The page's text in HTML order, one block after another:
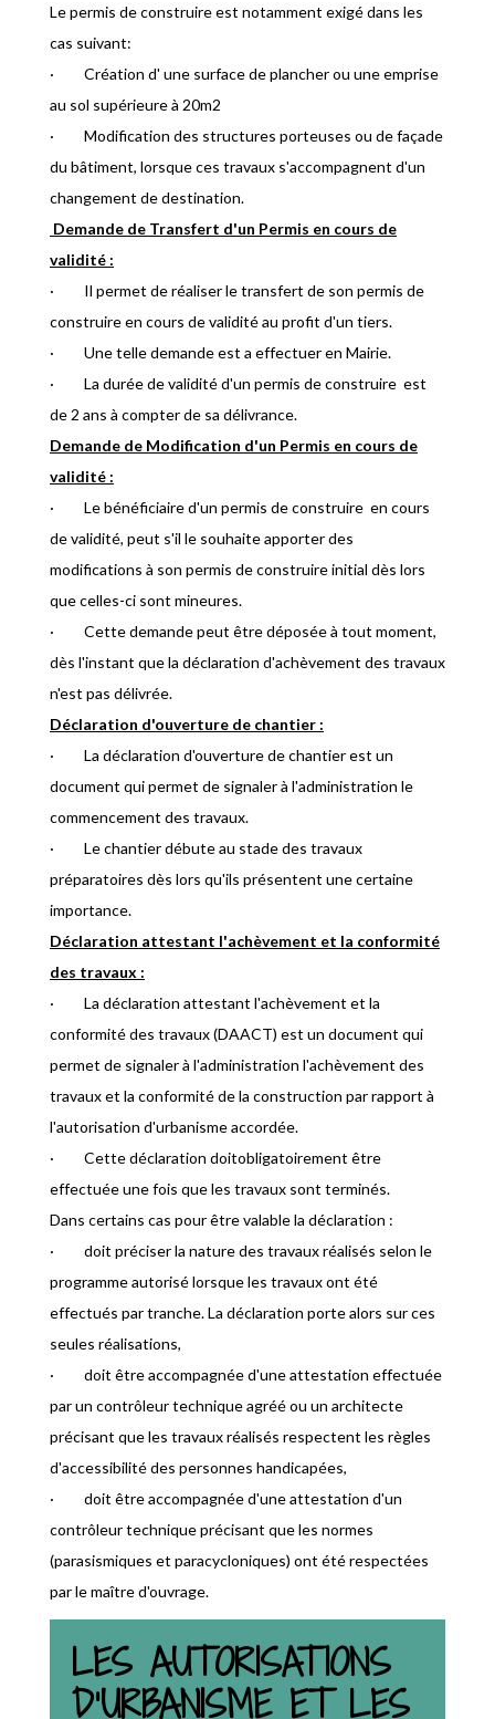
Le permis de construire est notamment exigé dans les
cas suivant:
· Création d' une surface de plancher ou une emprise
au sol supérieure à 20m2
· Modification des structures porteuses ou de façade
du bâtiment, lorsque ces travaux s'accompagnent d'un
changement de destination.
Demande de Transfert d'un Permis en cours de
validité :
· Il permet de réaliser le transfert de son permis de
construire en cours de validité au profit d'un tiers.
· Une telle demande est a effectuer en Mairie.
· La durée de validité d'un permis de construire est
de 2 ans à compter de sa délivrance.
Demande de Modification d'un Permis en cours de
validité :
· Le bénéficiaire d'un permis de construire en cours
de validité, peut s'il le souhaite apporter des
modifications à son permis de construire initial dès lors
que celles-ci sont mineures.
· Cette demande peut être déposée à tout moment,
dès l'instant que la déclaration d'achèvement des travaux
n'est pas délivrée.
Déclaration d'ouverture de chantier :
· La déclaration d'ouverture de chantier est un
document qui permet de signaler à l'administration le
commencement des travaux.
· Le chantier débute au stade des travaux
préparatoires dès lors qu'ils présentent une certaine
importance.
Déclaration attestant l'achèvement et la conformité
des travaux :
· La déclaration attestant l'achèvement et la
conformité des travaux (DAACT) est un document qui
permet de signaler à l'administration l'achèvement des
travaux et la conformité de la construction par rapport à
l'autorisation d'urbanisme accordée.
· Cette déclaration doitobligatoirement être
effectuée une fois que les travaux sont terminés.
Dans certains cas pour être valable la déclaration :
· doit préciser la nature des travaux réalisés selon le
programme autorisé lorsque les travaux ont été
effectués par tranche. La déclaration porte alors sur ces
seules réalisations,
· doit être accompagnée d'une attestation effectuée
par un contrôleur technique agréé ou un architecte
précisant que les travaux réalisés respectent les règles
d'accessibilité des personnes handicapées,
· doit être accompagnée d'une attestation d'un
contrôleur technique précisant que les normes
(parasismiques et paracycloniques) ont été respectées
par le maître d'ouvrage.
LES AUTORISATIONS
D’URBANISME ET LES